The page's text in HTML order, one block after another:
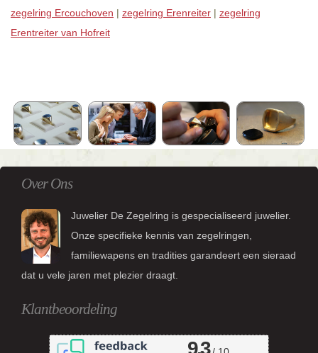
zegelring Ercouchoven | zegelring Erenreiter | zegelring
Erentreiter van Hofreit
Over Ons
Juwelier De Zegelring is gespecialiseerd juwelier.
Onze specifieke kennis van zegelringen,
familiewapens en tradities garandeert een sieraad
dat u vele jaren met plezier draagt.
Klantbeoordeling
9.3